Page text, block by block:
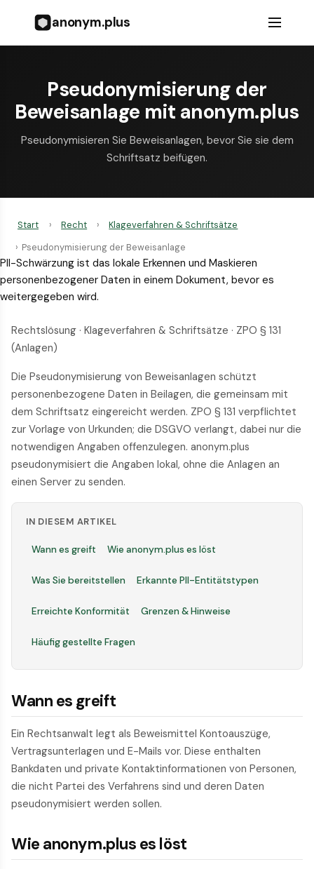
anonym.plus
Pseudonymisierung der
Beweisanlage mit anonym.plus
Pseudonymisieren Sie Beweisanlagen, bevor Sie sie dem
Schriftsatz beifügen.
Start › Recht ›
Klageverfahren & Schriftsätze
› Pseudonymisierung der Beweisanlage
PII-Schwärzung ist das lokale Erkennen und Maskieren
personenbezogener Daten in einem Dokument, bevor es
weitergegeben wird.
Rechtslösung · Klageverfahren & Schriftsätze · ZPO § 131
(Anlagen)
Die Pseudonymisierung von Beweisanlagen schützt
personenbezogene Daten in Beilagen, die gemeinsam mit
dem Schriftsatz eingereicht werden. ZPO § 131 verpflichtet
zur Vorlage von Urkunden; die DSGVO verlangt, dabei nur die
notwendigen Angaben offenzulegen. anonym.plus
pseudonymisiert die Angaben lokal, ohne die Anlagen an
einen Server zu senden.
IN DIESEM ARTIKEL
Wann es greift Wie anonym.plus es löst
Was Sie bereitstellen Erkannte PII-Entitätstypen
Erreichte Konformität Grenzen & Hinweise
Häufig gestellte Fragen
Wann es greift
Ein Rechtsanwalt legt als Beweismittel Kontoauszüge,
Vertragsunterlagen und E-Mails vor. Diese enthalten
Bankdaten und private Kontaktinformationen von Personen,
die nicht Partei des Verfahrens sind und deren Daten
pseudonymisiert werden sollen.
Wie anonym.plus es löst